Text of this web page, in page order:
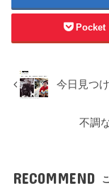
Pocket
今日見つ
不調
RECOMMEND